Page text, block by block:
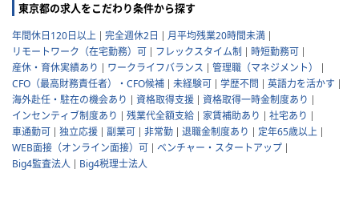
東京都の求人をこだわり条件から探す
年間休日120日以上 完全週休2日
月平均残業20時間未満
リモートワーク（在宅勤務）可
フレックスタイム制
時短勤務可
産休・育休実績あり
ワークライフバランス
管理職（マネジメント）
CFO（最高財務責任者）・CFO候補
未経験可 学歴不問
英語力を活かす
海外赴任・駐在の機会あり
資格取得支援
資格取得一時金制度あり
インセンティブ制度あり
残業代全額支給 家賃補助あり
社宅あり
車通勤可
独立応援 副業可 非常勤 退職金制度あり
定年65歳以上
WEB面接（オンライン面接）可
ベンチャー・スタートアップ
Big4監査法人
Big4税理士法人